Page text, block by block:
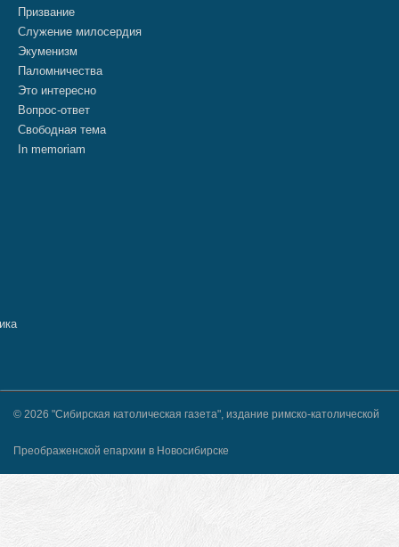
Призвание
Служение милосердия
Экуменизм
Паломничества
Это интересно
Вопрос-ответ
Свободная тема
In memoriam
© 2026 "Сибирская католическая газета", издание римско-католической
Преображенской епархии в Новосибирске